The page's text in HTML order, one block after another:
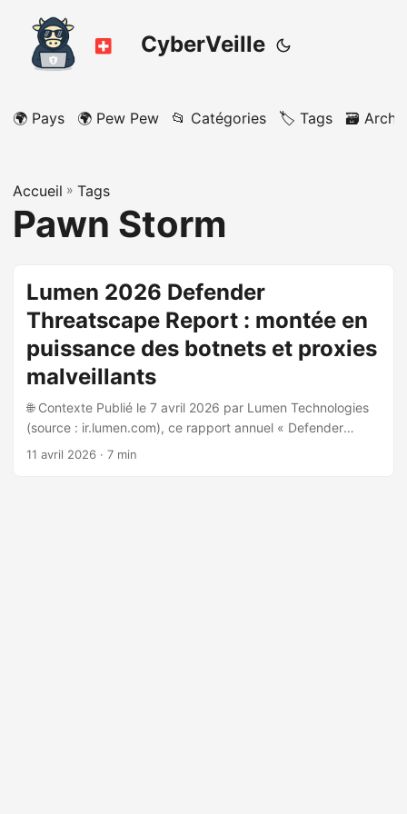
CyberVeille
🌍 Pays 🌍 Pew Pew 📂 Catégories 🏷️ Tags 🗃️
Accueil » Tags
Pawn Storm
Lumen 2026 Defender
Threatscape Report : montée en
puissance des botnets et proxies
malveillants
🌐 Contexte Publié le 7 avril 2026 par Lumen Technologies
(source : ir.lumen.com), ce rapport annuel « Defender
Threatscape 2026 » est produit par Black Lotus Labs, la
11 avril 2026 · 7 min